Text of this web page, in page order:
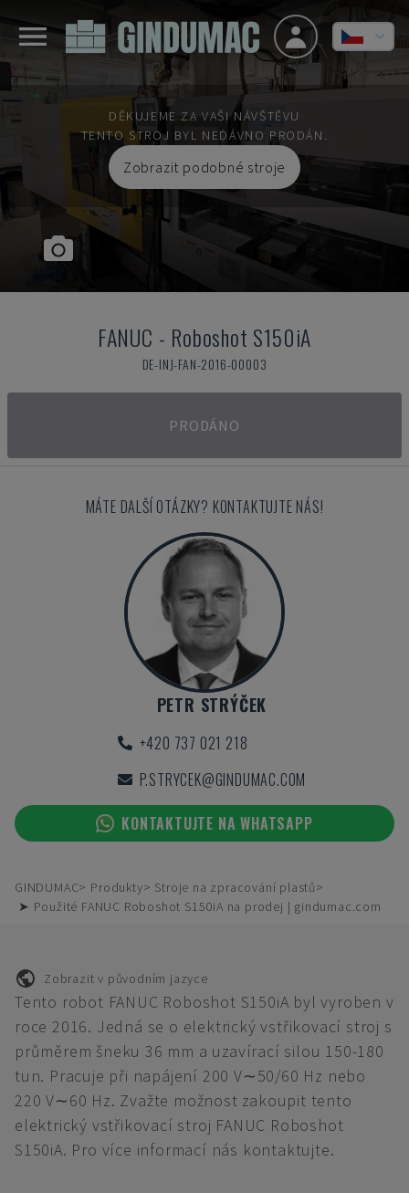
DĚKUJEME ZA VAŠI NÁVŠTĚVU
TENTO STROJ BYL NEDÁVNO PRODÁN.
Zobrazit podobné stroje
FANUC - Roboshot S150iA
DE-INJ-FAN-2016-00003
PRODÁNO
MÁTE DALŠÍ OTÁZKY? KONTAKTUJTE NÁS!
PETR STRÝČEK
+420 737 021 218
P.STRYCEK@GINDUMAC.COM
KONTAKTUJTE NA WHATSAPP
GINDUMAC Produkty
Stroje na zpracování plastů
➤ Použité FANUC Roboshot S150iA na prodej | gindumac.com
Zobrazit v původním jazyce
Tento robot FANUC Roboshot S150iA byl vyroben v
roce 2016. Jedná se o elektrický vstřikovací stroj s
průměrem šneku 36 mm a uzavírací silou 150-180
tun. Pracuje při napájení 200 V∼50/60 Hz nebo
220 V∼60 Hz. Zvažte možnost zakoupit tento
elektrický vstřikovací stroj FANUC Roboshot
S150iA. Pro více informací nás kontaktujte.